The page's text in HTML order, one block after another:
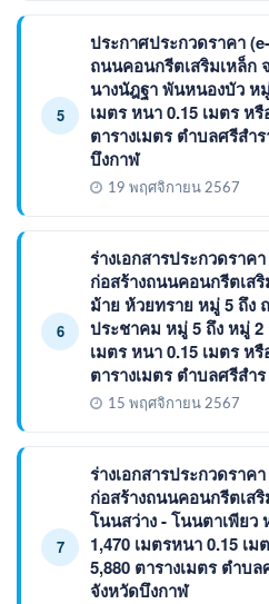
5
ประกาศประกวดราคา
ถนนคอนกรีตเสริมเหล็ก
นางนัฎฐา พันหนองบัว ห
เมตร หนา 0.15 เมตร ห
ตารางเมตร ตำบลศรีสำ
บึงกาฬ
19 พฤศจิกายน 2567
6
ร่างเอกสารประกวดราค
ก่อสร้างถนนคอนกรีตเส
ม้าย ห้วยทราย หมู่ 5 ถึง
ประชาคม หมู่ 5 ถึง หมู่ 2
เมตร หนา 0.15 เมตร ห
ตารางเมตร ตำบลศรีสำร
15 พฤศจิกายน 2567
7
ร่างเอกสารประกวดราค
ก่อสร้างถนนคอนกรีตเส
โนนสว่าง - โนนตาเพียว
1,470 เมตรหนา 0.15 เ
5,880 ตารางเมตร ตำบ
จังหวัดบึงกาฬ